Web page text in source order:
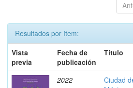
Resultados por ítem:
Vista
previa
Fecha de
publicación
Título
2022
Ciudad